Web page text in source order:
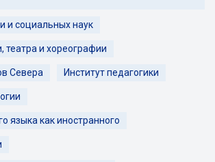
и социальных наук
театра и хореографии
Севера Институт педагогики
языка как иностранного